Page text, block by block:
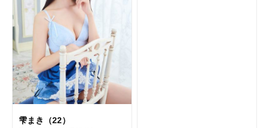
雫まき（22）